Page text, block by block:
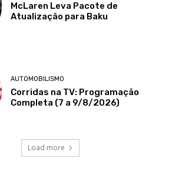
McLaren Leva Pacote de
Atualização para Baku
AUTOMOBILISMO
Corridas na TV: Programação
Completa (7 a 9/8/2026)
Load more